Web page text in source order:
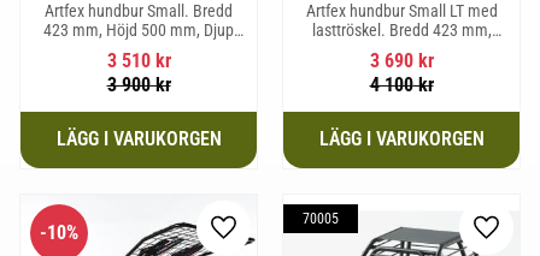
Artfex hundbur Small. Bredd
423 mm, Höjd 500 mm, Djup
670 mm och vikt 12,1 kg.
3 510kr
3 900kr
Artfex hundbur Small LT med
lasttröskel. Bredd 423 mm,
Höjd 500 mm, Djup 670 mm
och Vikt 12,9 kg.
3 690kr
4 100kr
10% Lägg till i favoriter
70005
Lägg